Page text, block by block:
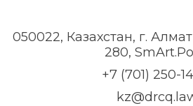
050022, Казахстан, г.
280,
+7 (701) 250-